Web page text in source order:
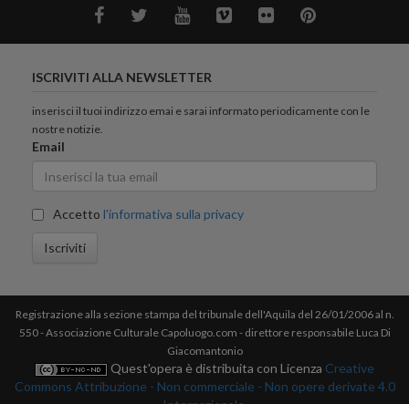
ISCRIVITI ALLA NEWSLETTER
inserisci il tuoi indirizzo emai e sarai informato periodicamente con le
nostre notizie.
Email
Accetto l'informativa sulla privacy
Iscriviti
Registrazione alla sezione stampa del tribunale dell'Aquila del 26/01/2006 al n.
550 - Associazione Culturale Capoluogo.com - direttore responsabile Luca Di
Giacomantonio
Quest'opera è distribuita con Licenza Creative
Commons Attribuzione - Non commerciale - Non opere derivate 4.0